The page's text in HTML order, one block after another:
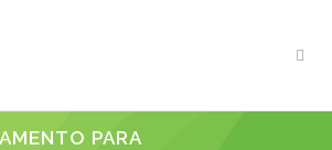
PARA